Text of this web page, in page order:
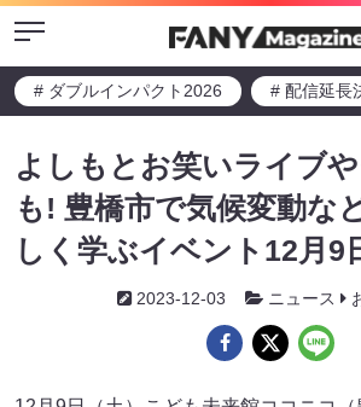
Menu
# ダブルインパクト2026 # 配信延長
よしもとお笑いライブ
も! 豊橋市で気候変動な
しく学ぶイベント12月9
2023-12-03 ニュース